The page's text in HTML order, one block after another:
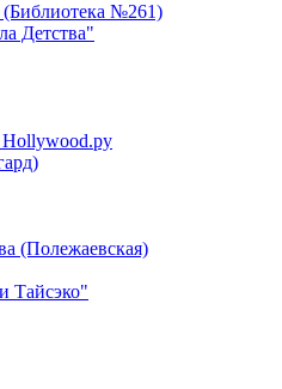
№261)
Детства"
Hollywood.py
(Полежаевская)
Тайсэко"